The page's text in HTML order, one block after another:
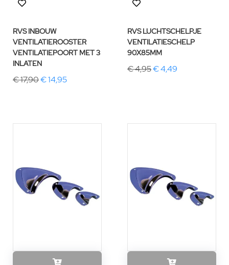
RVS INBOUW
VENTILATIEROOSTER
VENTILATIEPOORT MET 3
INLATEN
€ 17,90€ 14,95
RVS LUCHTSCHELPJE
VENTILATIESCHELP
90X85MM
€ 4,95€ 4,49